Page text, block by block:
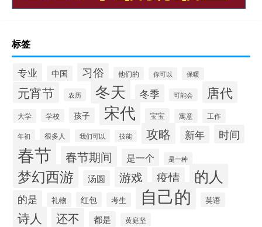
标签
专业 中国 习俗 他们的 你可以 保暖
元宵节 农历 冬天 冬季 可能会 唐代
大学 学校 孩子 宋代 宝宝 寓意 工作
年初 很多人 我们可以 技能 攻略 新年 时间
春节 春节期间 是一个 是一种
梦幻西游 汤圆 游戏 疫情 的人
的是 礼物 红包 考生 自己的 英语
诗人 还不 都是 黄庭坚